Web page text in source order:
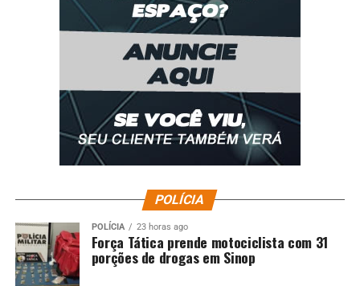
POLÍCIA
POLÍCIA 23 horas ago
Força Tática prende motociclista com 31
porções de drogas em Sinop